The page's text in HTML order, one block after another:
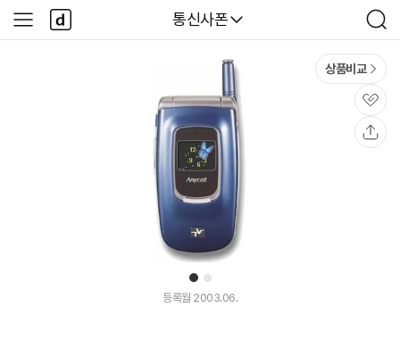
다나와
통신사폰
검
색
사
이
다
나
와
1 2
상품비교
관
심
등록월 2003.06.